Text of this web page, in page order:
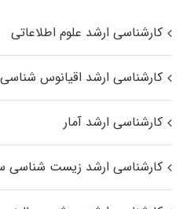
کارشناسی ارشد علوم اطلاعاتی
کارشناسی ارشد اقیانوس‌
کارشناسی ارشد آمار
کارشناسی ارشد زیست شناسی